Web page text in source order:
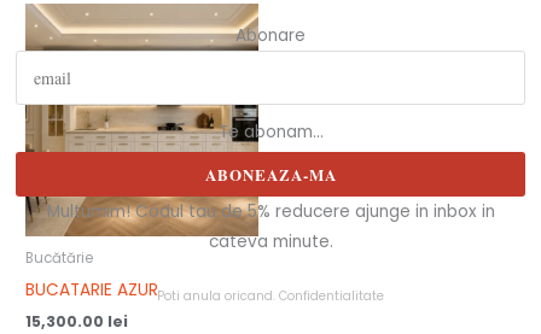
Bucătărie
BUCATARIE AZUR
15,300.00 lei
Abonare
Te abonam...
ABONEAZA-MA
Multumim! Codul tau de 5% reducere ajunge in inbox in
cateva minute.
Poti anula oricand. Confidentialitate